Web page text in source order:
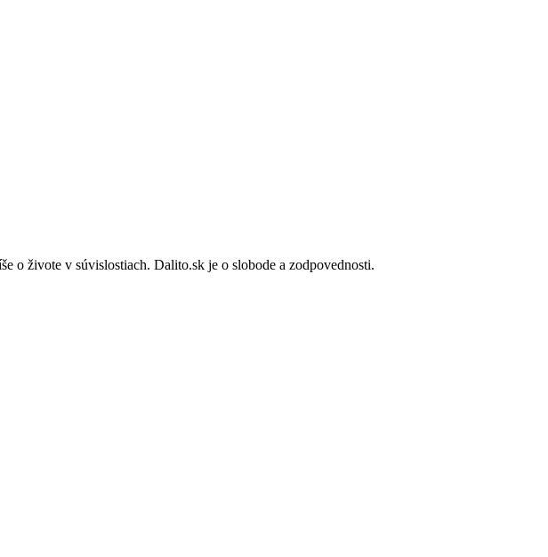
o živote v súvislostiach. Dalito.sk je o slobode a zodpovednosti.